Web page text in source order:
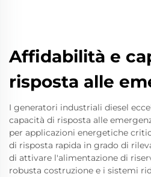
Affidabilità e
risposta alle
I generatori industriali diesel
capacità di risposta alle
per applicazioni energetiche
di risposta rapida in grado di
di attivare l'alimentazione di
robusta costruzione e i sistemi